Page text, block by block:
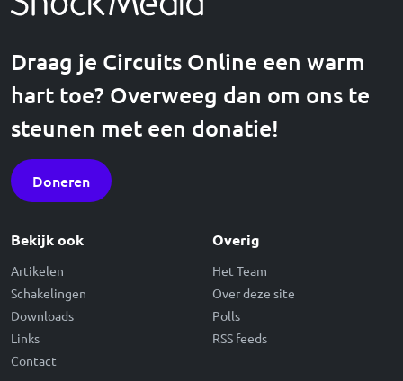
Draag je Circuits Online een warm
hart toe? Overweeg dan om ons te
steunen met een donatie!
Doneren
Bekijk ook
Artikelen
Schakelingen
Downloads
Links
Contact
Overig
Het Team
Over deze site
Polls
RSS feeds